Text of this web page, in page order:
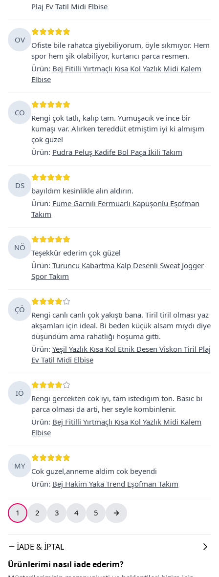
Plaj Ev Tatil Midi Elbise
OV
Ofiste bile rahatca giyebiliyorum, öyle sıkmıyor. Hem
spor hem şik olabiliyor, kurtarıcı parca resmen.
Ürün: Bej Fitilli Yırtmaçlı Kısa Kol Yazlık Midi Kalem
Elbise
CO
Rengi çok tatlı, kalıp tam. Yumuşacık ve ince bir
kumaşı var. Alırken tereddüt etmiştim iyi ki almışım
çok güzel
Ürün: Pudra Peluş Kadife Bol Paça İkili Takım
DS
bayıldım kesinlikle alın aldırın.
Ürün: Füme Garnili Fermuarlı Kapüşonlu Eşofman
Takım
NÖ
Teşekkür ederim çok güzel
Ürün: Turuncu Kabartma Kalp Desenli Sweat Jogger
Spor Takım
ÇÖ
Rengi canlı canlı çok yakıştı bana. Tiril tiril olması yaz
akşamları için ideal. Bi beden küçük alsam mıydı diye
düşündüm ama rahatlığı hoşuma gitti.
Ürün: Yeşil Yazlık Kısa Kol Etnik Desen Viskon Tiril Plaj
Ev Tatil Midi Elbise
IÖ
Rengi gercekten cok iyi, tam istedigim ton. Basic bi
parca olmasi da arti, her seyle kombinlenir.
Ürün: Bej Fitilli Yırtmaçlı Kısa Kol Yazlık Midi Kalem
Elbise
MY
Cok guzel,anneme aldim cok beyendi
Ürün: Bej Hakim Yaka Trend Eşofman Takım
1 2 3 4 5
İADE & İPTAL
Ürünlerimi nasıl iade ederim?